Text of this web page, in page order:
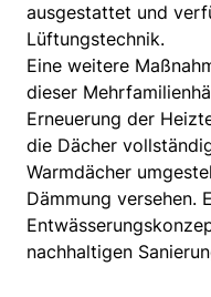
ausgestattet und
Lüftungstechnik.
Eine weitere
dieser
Erneuerung der
die Dächer
Warmdächer
Dämmung versehen.
nachhaltigen